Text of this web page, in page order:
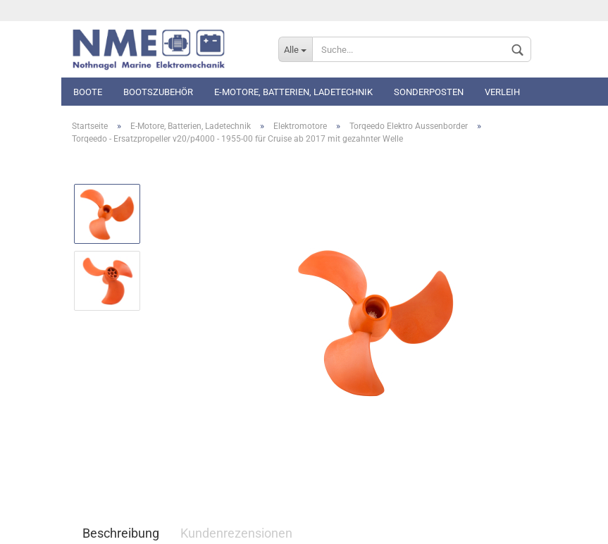
Alle
BOOTE BOOTSZUBEHÖR E-MOTORE, BATTERIEN, LADETECHNIK SONDERPOSTEN VERLEIH
Startseite » E-Motore, Batterien, Ladetechnik » Elektromotore » Torqeedo Elektro Aussenborder »
Torqeedo - Ersatzpropeller v20/p4000 - 1955-00 für Cruise ab 2017 mit gezahnter Welle
Beschreibung Kundenrezensionen